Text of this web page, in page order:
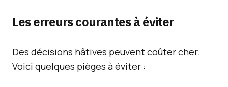
Les erreurs courantes à éviter
Des décisions hâtives peuvent coûter cher.
Voici quelques pièges à éviter :